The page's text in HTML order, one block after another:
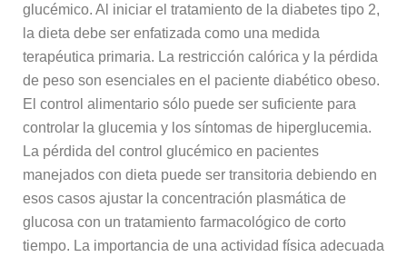
glucémico. Al iniciar el tratamiento de la diabetes tipo 2,
la dieta debe ser enfatizada como una medida
terapéutica primaria. La restricción calórica y la pérdida
de peso son esenciales en el paciente diabético obeso.
El control alimentario sólo puede ser suficiente para
controlar la glucemia y los síntomas de hiperglucemia.
La pérdida del control glucémico en pacientes
manejados con dieta puede ser transitoria debiendo en
esos casos ajustar la concentración plasmática de
glucosa con un tratamiento farmacológico de corto
tiempo. La importancia de una actividad física adecuada